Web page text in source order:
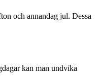
och annandag jul. Dessa
kan man undvika